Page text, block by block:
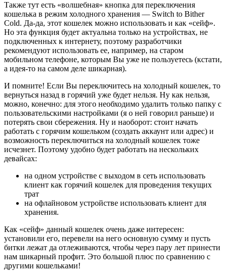
Также тут есть «волшебная» кнопка для переключения
кошелька в режим холодного хранения — Switch to Bither
Cold. Да-да, этот кошелек можно использовать и как «сейф».
Но эта функция будет актуальна только на устройствах, не
подключенных к интернету, поэтому разработчики
рекомендуют использовать ее, например, на старом
мобильном телефоне, которым Вы уже не пользуетесь (кстати,
а идея-то на самом деле шикарная).
И помните! Если Вы переключитесь на холодный кошелек, то
вернуться назад в горячий уже будет нельзя. Ну как нельзя,
можно, конечно: для этого необходимо удалить только папку с
пользовательскими настройками (я о ней говорил раньше) и
потерять свои сбережения. Ну и наоборот: стоит начать
работать с горячим кошельком (создать аккаунт или адрес) и
возможность переключиться на холодный кошелек тоже
исчезнет. Поэтому удобно будет работать на нескольких
девайсах:
на одном устройстве с выходом в сеть использовать
клиент как горячий кошелек для проведения текущих
трат
на офлайновом устройстве использовать клиент для
хранения.
Как «сейф» данный кошелек очень даже интересен:
установили его, перевели на него основную сумму и пусть
битки лежат да отлеживаются, чтобы через пару лет принести
нам шикарный профит. Это большой плюс по сравнению с
другими кошельками!